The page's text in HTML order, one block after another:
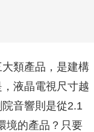
類產品，是建構
液晶電視尺寸越
音響則是從2.1
境的產品？只要